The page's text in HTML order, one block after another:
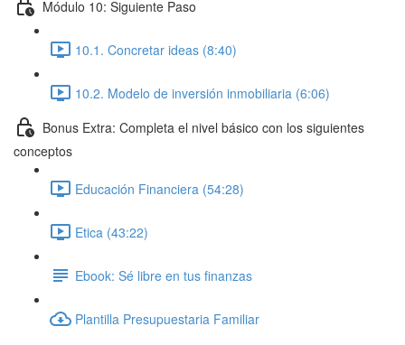
Módulo 10: Siguiente Paso
10.1. Concretar ideas (8:40)
10.2. Modelo de inversión inmobiliaria (6:06)
Bonus Extra: Completa el nivel básico con los siguientes
conceptos
Educación Financiera (54:28)
Etica (43:22)
Ebook: Sé libre en tus finanzas
Plantilla Presupuestaria Familiar